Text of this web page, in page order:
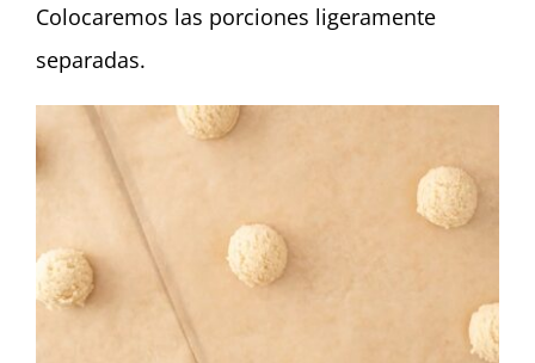
Colocaremos las porciones ligeramente
separadas.